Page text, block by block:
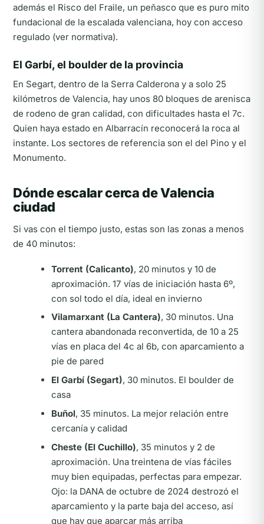
además el Risco del Fraile, un peñasco que es puro mito
fundacional de la escalada valenciana, hoy con acceso
regulado (ver normativa).
El Garbí, el boulder de la provincia
En Segart, dentro de la Serra Calderona y a solo 25
kilómetros de Valencia, hay unos 80 bloques de arenisca
de rodeno de gran calidad, con dificultades hasta el 7c.
Quien haya estado en Albarracín reconocerá la roca al
instante. Los sectores de referencia son el del Pino y el
Monumento.
Dónde escalar cerca de Valencia
ciudad
Si vas con el tiempo justo, estas son las zonas a menos
de 40 minutos:
Torrent (Calicanto), 20 minutos y 10 de
aproximación. 17 vías de iniciación hasta 6º,
con sol todo el día, ideal en invierno
Vilamarxant (La Cantera), 30 minutos. Una
cantera abandonada reconvertida, de 10 a 25
vías en placa del 4c al 6b, con aparcamiento a
pie de pared
El Garbí (Segart), 30 minutos. El boulder de
casa
Buñol, 35 minutos. La mejor relación entre
cercanía y calidad
Cheste (El Cuchillo), 35 minutos y 2 de
aproximación. Una treintena de vías fáciles
muy bien equipadas, perfectas para empezar.
Ojo: la DANA de octubre de 2024 destrozó el
aparcamiento y la parte baja del acceso, así
que hay que aparcar más arriba